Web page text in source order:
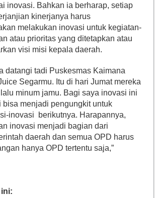
inovasi. Bahkan ia berharap, setiap
kinerjanya harus
melakukan inovasi untuk kegiatan-
atau prioritas yang ditetapkan atau
visi misi kepala daerah.
datangi tadi Puskesmas Kaimana
Segarmu. Itu di hari Jumat mereka
minum jamu. Bagi saya inovasi ini
bisa menjadi pengungkit untuk
inovasi berikutnya. Harapannya,
inovasi menjadi bagian dari
daerah dan semua OPD harus
hanya OPD tertentu saja,”